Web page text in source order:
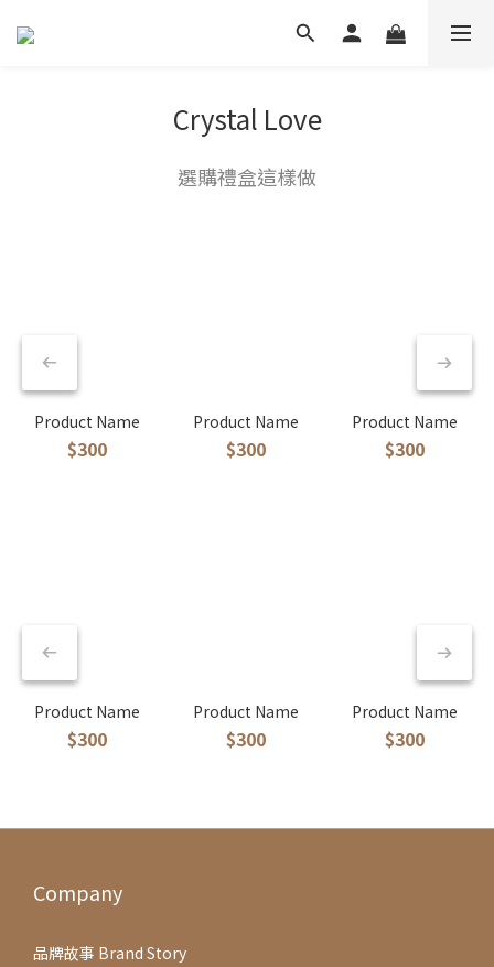
Crystal Love
選購禮盒這樣做
Product Name
$300
Product Name
$300
Product Name
$300
Product Name
$300
Product Name
$300
Product Name
$300
Company
品牌故事 Brand Story